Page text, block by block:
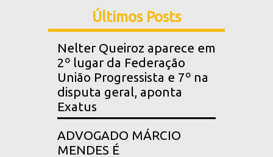
Últimos Posts
Nelter Queiroz aparece em
2º lugar da Federação
União Progressista e 7º na
disputa geral, aponta
Exatus
ADVOGADO MÁRCIO
MENDES É